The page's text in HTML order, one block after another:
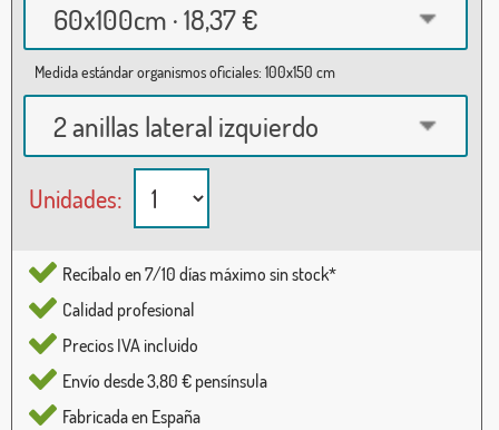
60x100cm · 18,37 €
Medida estándar organismos oficiales: 100x150 cm
2 anillas lateral izquierdo
Unidades:
Recíbalo en 7/10 días máximo sin stock*
Calidad profesional
Precios IVA incluido
Envío desde 3,80 € pensínsula
Fabricada en España